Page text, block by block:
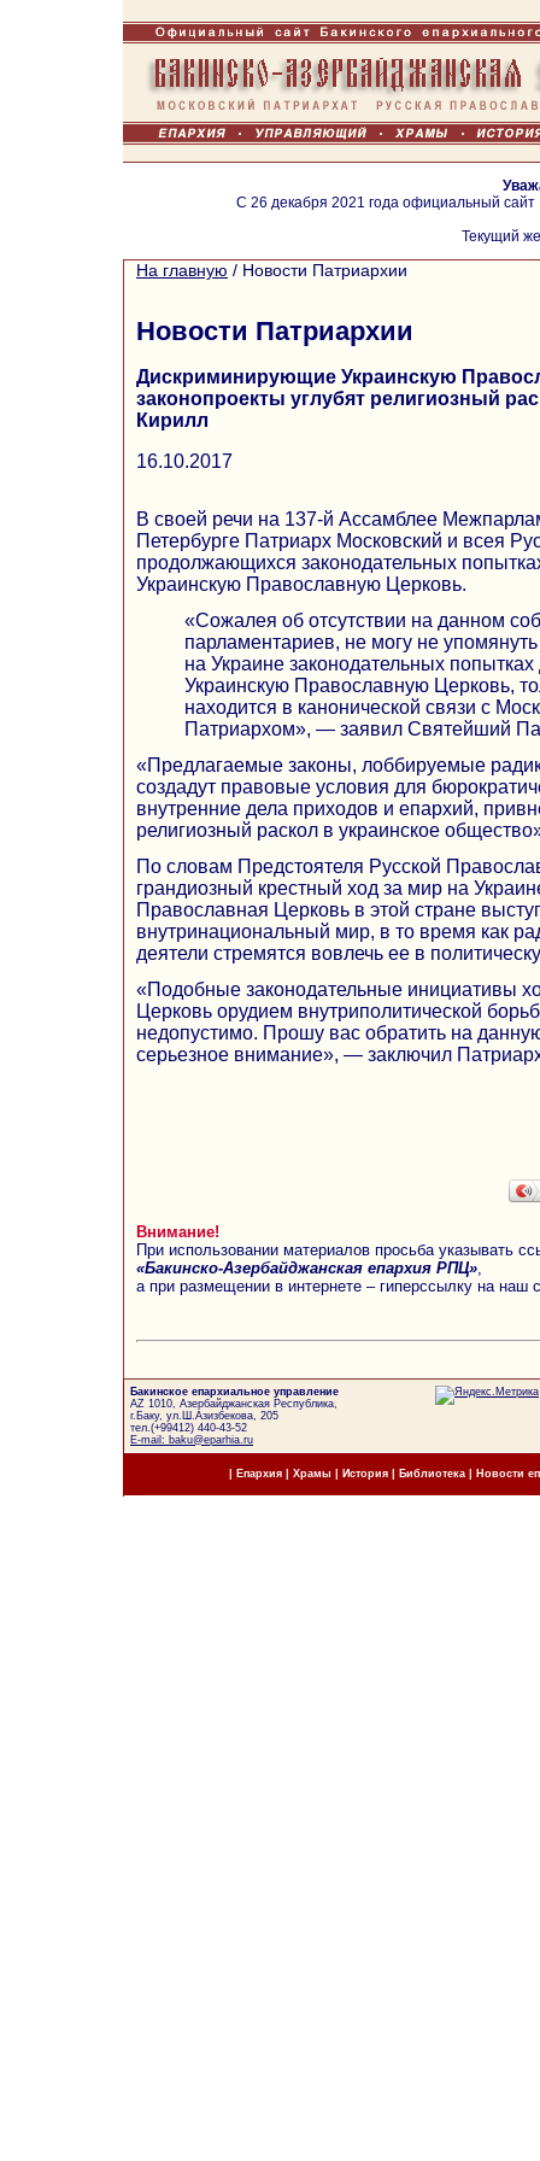
С 26 декабря 2021 года официальный
Текущий
На главную / Новости Патриархии
Новости Патриархии
Дискриминирующие Украинскую
законопроекты углубят религиозный
Кирилл
16.10.2017
В своей речи на 137-й Ассамблее
Петербурге Патриарх Московский и всея
продолжающихся законодательных
Украинскую Православную Церковь.
«Сожалея об отсутствии на данном
парламентариев, не могу не
на Украине законодательных
Украинскую Православную Церковь,
находится в канонической связи с
Патриархом», — заявил Святейший
«Предлагаемые законы, лоббируемые
создадут правовые условия для
внутренние дела приходов и епархий,
религиозный раскол в украинское
По словам Предстоятеля Русской
грандиозный крестный ход за мир на
Православная Церковь в этой стране
внутринациональный мир, в то время как
деятели стремятся вовлечь ее в
«Подобные законодательные инициативы
Церковь орудием внутриполитической
недопустимо. Прошу вас обратить на
серьезное внимание», — заключил
Внимание!
При использовании материалов просьба указывать
«Бакинско-Азербайджанская епархия РПЦ»
а при размещении в интернете – гиперссылку на наш
Бакинское епархиальное управление
AZ 1010, Азербайджанская Республика,
г.Баку, ул.Ш.Азизбекова, 205
тел.(+99412) 440-43-52
E-mail: baku@eparhia.ru
Епархия| Храмы История| Библиотека Новости